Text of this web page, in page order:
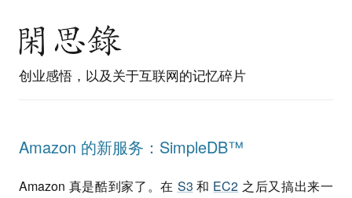
创业感悟，以及关于互联网的记忆碎片
Amazon 的新服务：SimpleDB™
Amazon 真是酷到家了。在 S3 和 EC2 之后又搞出来一